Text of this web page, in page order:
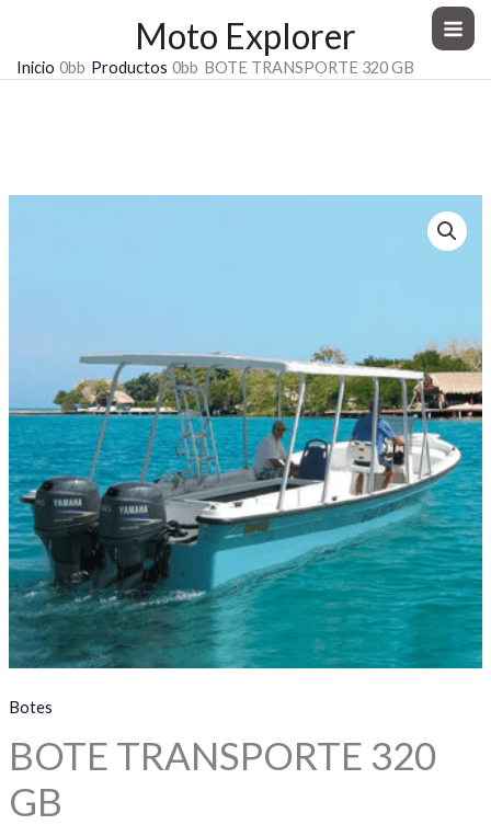
contenido
Moto Explorer
Inicio Productos BOTE TRANSPORTE 320 GB
Botes
BOTE TRANSPORTE 320
GB